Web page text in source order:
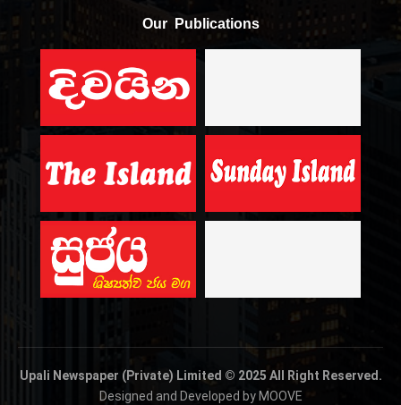
Our Publications
Upali Newspaper (Private) Limited © 2025 All Right Reserved.
Designed and Developed by MOOVE